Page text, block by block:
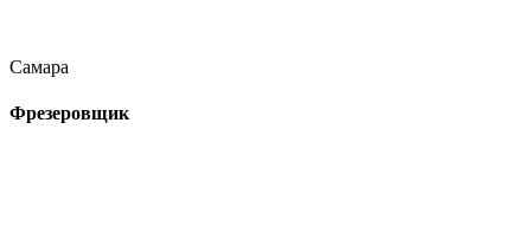
Самара
Фрезеровщик